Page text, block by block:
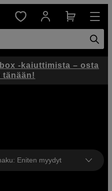
: Eniten myydyt
-kaiuttimista – osta
tänään!